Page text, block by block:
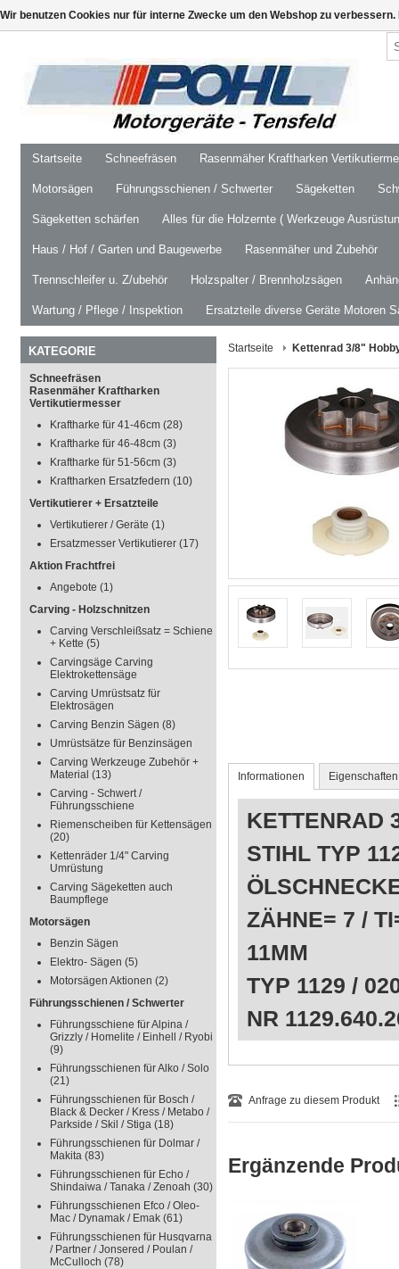
Startseite Schneefräsen Rasenmäher Kraftharken
Motorsägen Führungsschienen / Schwerter Sägeketten
Sägeketten schärfen Alles für die Holzernte ( Werkzeuge
Haus / Hof / Garten und Baugewerbe Rasenmäher und Zubehör
Trennschleifer u. Z/ubehör Holzspalter / Brennholzsägen
Wartung / Pflege / Inspektion Ersatzteile diverse Geräte Motoren
KATEGORIE
Schneefräsen
Rasenmäher Kraftharken
Vertikutiermesser
Kraftharke für 41-46cm (28)
Kraftharke für 46-48cm (3)
Kraftharke für 51-56cm (3)
Kraftharken Ersatzfedern (10)
Vertikutierer + Ersatzteile
Vertikutierer / Geräte (1)
Ersatzmesser Vertikutierer (17)
Aktion Frachtfrei
Angebote (1)
Carving - Holzschnitzen
Carving Verschleißsatz = Schiene
+ Kette (5)
Carvingsäge Carving
Elektrokettensäge
Carving Umrüstsatz für
Elektrosägen
Carving Benzin Sägen (8)
Umrüstsätze für Benzinsägen
Carving Werkzeuge Zubehör +
Material (13)
Carving - Schwert /
Führungsschiene
Riemenscheiben für Kettensägen
(20)
Kettenräder 1/4" Carving
Umrüstung
Carving Sägeketten auch
Baumpflege
Motorsägen
Benzin Sägen
Elektro- Sägen (5)
Motorsägen Aktionen (2)
Führungsschienen / Schwerter
Führungsschiene für Alpina /
Grizzly / Homelite / Einhell / Ryobi
(9)
Führungsschienen für Alko / Solo
(21)
Führungsschienen für Bosch /
Black & Decker / Kress / Metabo /
Parkside / Skil / Stiga (18)
Führungsschienen für Dolmar /
Makita (83)
Führungsschienen für Echo /
Shindaiwa / Tanaka / Zenoah (30)
Führungsschienen Efco / Oleo-
Mac / Dynamak / Emak (61)
Führungsschienen für Husqvarna
/ Partner / Jonsered / Poulan /
McCulloch (78)
Startseite Kettenrad 3/8"
Informationen Eigenschaften
KETTENRAD
STIHL TYP
ZÄHNE= 7 /
11MM
TYP 1129 /
NR
Anfrage zu diesem Produkt
Ergänzende
Wir benutzen Cookies nur für interne Zwecke um den Webshop zu